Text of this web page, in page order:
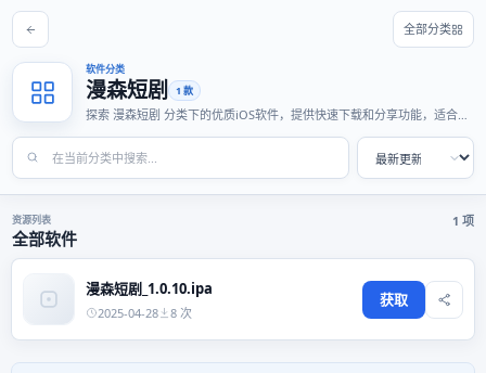
全部分类
软件分类
漫森短剧 1 款
探索 漫森短剧 分类下的优质iOS软件，提供快速下载和分享功能，适合各
资源列表
全部软件
1 项
漫森短剧_1.0.10.ipa
2025-04-28 8 次
获取